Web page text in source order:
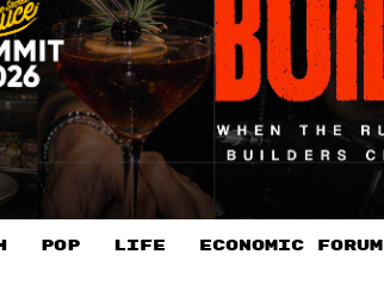
POP LIFE ECONOMIC FORUM